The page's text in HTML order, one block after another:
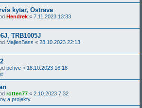
kytar, Ostrava
Hendrek « 7.11.2023 13:33
TRB1005J
MajlenBass « 28.10.2023 22:13
pehve « 18.10.2023 16:18
rotten77 « 2.10.2023 7:32
a projekty